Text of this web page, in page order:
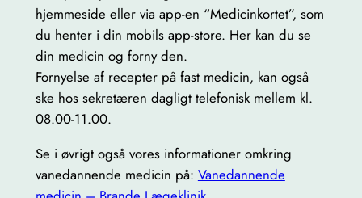
hjemmeside eller via app-en “Medicinkortet”, som
du henter i din mobils app-store. Her kan du se
din medicin og forny den.
Fornyelse af recepter på fast medicin, kan også
ske hos sekretæren dagligt telefonisk mellem kl.
08.00-11.00.
Se i øvrigt også vores informationer omkring
vanedannende medicin på: Vanedannende